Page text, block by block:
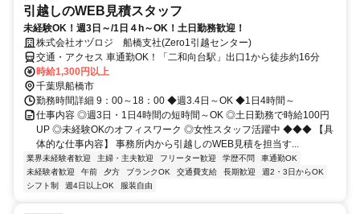
引越しのWEB見積スタッフ
未経験OK！週3日～/1日４h～OK！土日勤務歓迎！
株式会社オヅロジ 船橋支社(Zero1引越センター)
交通・アクセス 車通勤OK！「二和向台駅」出口1から徒歩約16分
時給1,300円以上
千葉県船橋市
勤務時間詳細 9：00～18：00 ◆週3.4日～OK ◆1日4時間～
仕事内容 ◎週3日・1日4時間の短時間～OK ◎土日勤務で時給100円
UP ◎未経験OKのオフィスワーク ◎女性スタッフ活躍中 ◆◆◆ 【具
体的な仕事内容】 事務所内から引越しのWEB見積を担当す...
業界未経験者歓迎 主婦・主夫歓迎 フリーター歓迎 学歴不問
車通勤OK
未経験者歓迎
午前 夕方 ブランクOK 交通費支給 長期歓迎
週2・3日からOK
シフト制
週4日以上OK 服装自由